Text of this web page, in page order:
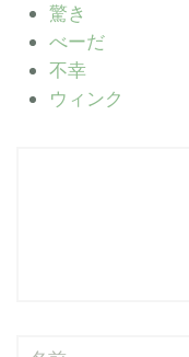
驚き
べーだ
不幸
ウィンク